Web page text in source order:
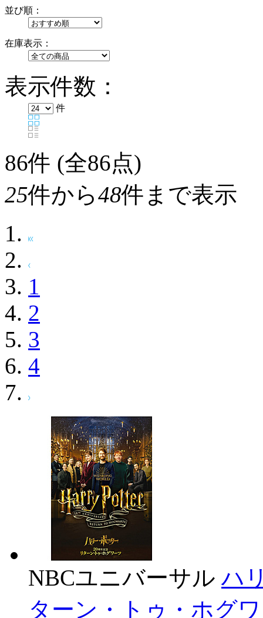
並び順：
在庫表示：
表示件数：
件
86件 (全86点)
25件から48件まで表示
1
2
3
4
NBCユニバーサル ハ
ターン・トゥ・ホグ